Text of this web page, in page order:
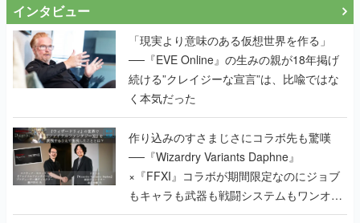
インタビュー
「現実より意味のある仮想世界を作る」
──『EVE Online』の生みの親が18年掲げ
続ける”クレイジーな宣言”は、比喩ではな
く本気だった
作り込みのすさまじさにコラボ先も驚嘆
──『Wizardry Variants Daphne』
×『FFXI』コラボが期間限定なのにジョブ
もキャラも武器も戦闘システムもワンオフ
で作り込まれた理由を両ディレクターに聞